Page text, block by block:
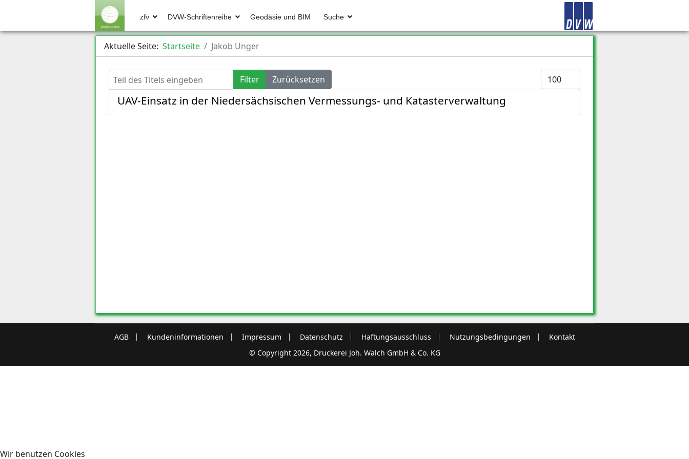
zfv DVW-Schriftenreihe Geodäsie und BIM Suche
Aktuelle Seite: Startseite Jakob Unger
Teil des Titels eingeben Filter Zurücksetzen Anzeige #
UAV-Einsatz in der Niedersächsischen Vermessungs- und Katasterverwaltung
AGB Kundeninformationen Impressum Datenschutz Haftungsausschluss Nutzungsbedingungen
Kontakt
© Copyright 2026, Druckerei Joh. Walch GmbH & Co. KG
Wir benutzen Cookies